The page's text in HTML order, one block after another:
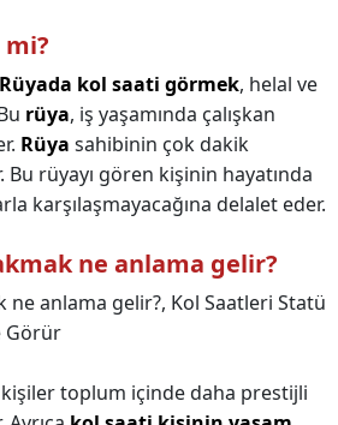
Rüyada kol saati görmek, helal ve
rüya, iş yaşamında çalışkan
Rüya sahibinin çok dakik
rüyayı gören kişinin hayatında
karşılaşmayacağına delalet eder.
ne anlama gelir?
ne anlama gelir?, Kol Saatleri Statü
Görür
toplum içinde daha prestijli